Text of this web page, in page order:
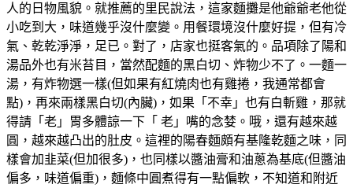
人的日物風貌。就推薦的里民說法，這家麵攤是他爺爺老他從
小吃到大，味道幾乎沒什麼變。用餐環境沒什麼好提，但有冷
氣、乾乾淨淨，足已。對了，店家也挺客氣的。品項除了陽和
湯品外也有米苔目，當然配麵的黑白切、炸物少不了。一麵一
湯，有炸物選一樣(但如果有紅燒肉也有雞捲，我通常都會
點)，再來兩樣黑白切(內臟)，如果「不幸」也有白斬雞，那就
得請「老」胃多體諒一下「 老」嘴的念婪。哦，還有越來越
圓，越來越凸出的肚皮。這裡的陽春麵頗有基隆乾麵之味，同
樣會加韭菜(但加很多)，也同樣以醬油膏和油蔥為基底(但醬油
偏多，味道偏重)，麵條中圓煮得有一點偏軟，不知道和附近